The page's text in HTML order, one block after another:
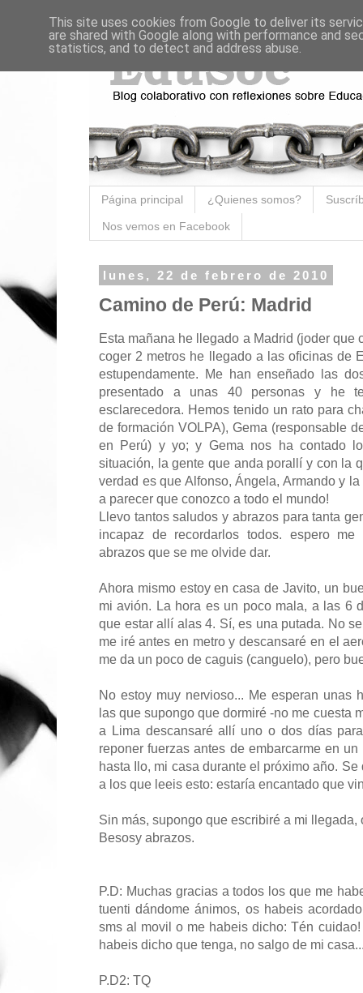
Página principal ¿Quienes somos?
Nos vemos en Facebook
lunes, 22 de febrero de 2010
Camino de Perú: Madrid
Esta mañana he llegado a Madrid (joder que
coger 2 metros he llegado a las oficinas de
estupendamente. Me han enseñado las
presentado a unas 40 personas y he
esclarecedora. Hemos tenido un rato para
de formación VOLPA), Gema (responsable
en Perú) y yo; y Gema nos ha contado
situación, la gente que anda porallí y con la
verdad es que Alfonso, Ángela, Armando y
a parecer que conozco a todo el mundo!
Llevo tantos saludos y abrazos para tanta
incapaz de recordarlos todos. espero
abrazos que se me olvide dar.
Ahora mismo estoy en casa de Javito, un
mi avión. La hora es un poco mala, a las 6
que estar allí alas 4. Sí, es una putada. No
me iré antes en metro y descansaré en el
me da un poco de caguis (canguelo), pero
No estoy muy nervioso... Me esperan unas
las que supongo que dormiré -no me cuesta
a Lima descansaré allí uno o dos días
reponer fuerzas antes de embarcarme en
hasta Ilo, mi casa durante el próximo año.
a los que leeis esto: estaría encantado que
Sin más, supongo que escribiré a mi llegada,
Besosy abrazos.
P.D: Muchas gracias a todos los que me
tuenti dándome ánimos, os habeis
sms al movil o me habeis dicho: Tén
habeis dicho que tenga, no salgo de mi
P.D2: TQ
This site uses cookies from Google to deliver its
are shared with Google along with performance and
statistics, and to detect and address abuse.